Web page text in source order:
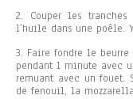
2. Couper les
l’huile dans une poêle.
3. Faire fondre le
pendant 1 minute avec
remuant avec un fouet.
de fenouil, la